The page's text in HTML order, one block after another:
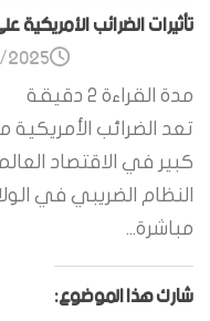
تأثيرات الضرائب
مدة القراءة 2 دقيقة
تعد الضرائب
كبير في الاقتصاد
النظام الضريبي في
مباشرة...
شارك هذا الموضوع: